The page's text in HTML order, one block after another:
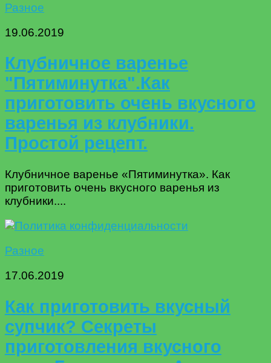
Разное
19.06.2019
Клубничное варенье
"Пятиминутка".Как
приготовить очень вкусного
варенья из клубники.
Простой рецепт.
Клубничное варенье «Пятиминутка». Как
приготовить очень вкусного варенья из
клубники....
Разное
17.06.2019
Как приготовить вкусный
супчик? Секреты
приготовления вкусного